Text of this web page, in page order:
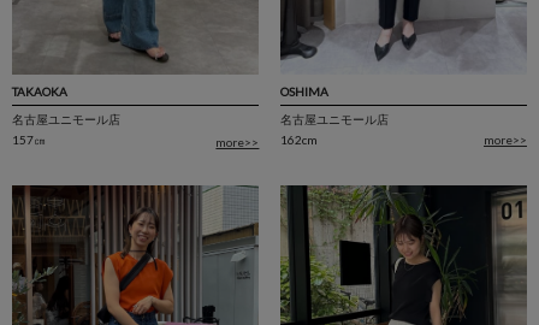
TAKAOKA
名古屋ユニモール店
157㎝
more>>
OSHIMA
名古屋ユニモール店
162cm
more>>